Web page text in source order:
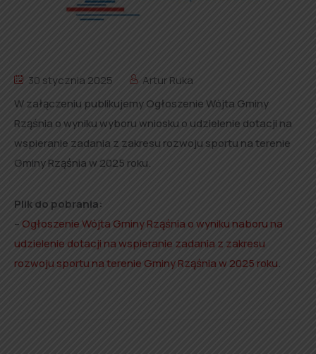
30 stycznia 2025
Artur Ruka
W załączeniu publikujemy Ogłoszenie Wójta Gminy
Rząśnia o wyniku wyboru wniosku o udzielenie dotacji na
wspieranie zadania z zakresu rozwoju sportu na terenie
Gminy Rząśnia w 2025 roku.
Plik do pobrania:
–Ogłoszenie Wójta Gminy Rząśnia o wyniku naboru na
udzielenie dotacji na wspieranie zadania z zakresu
rozwoju sportu na terenie Gminy Rząśnia w 2025 roku.